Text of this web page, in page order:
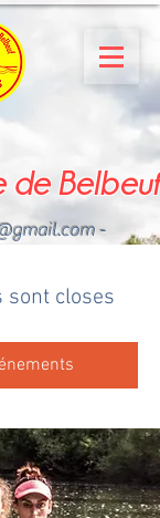
de Belbeuf
-
closes